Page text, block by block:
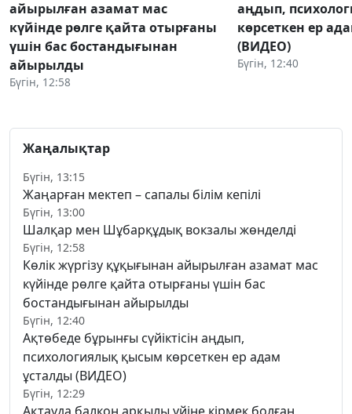
айырылған азамат мас
күйінде рөлге қайта отырғаны
үшін бас бостандығынан
айырылды
Бүгін, 12:58
аңдып,
көрсеткен ер
(ВИДЕО)
Бүгін, 12:40
Жаңалықтар
Бүгін, 13:15
Жаңарған мектеп – сапалы білім кепілі
Бүгін, 13:00
Шалқар мен Шұбарқұдық вокзалы жөнделді
Бүгін, 12:58
Көлік жүргізу құқығынан айырылған азамат мас
күйінде рөлге қайта отырғаны үшін бас
бостандығынан айырылды
Бүгін, 12:40
Ақтөбеде бұрынғы сүйіктісін аңдып,
психологиялық қысым көрсеткен ер адам
ұсталды (ВИДЕО)
Бүгін, 12:29